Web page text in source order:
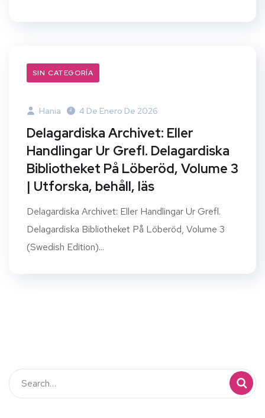
SIN CATEGORÍA
Hania 4 De Enero De 2026
Delagardiska Archivet: Eller
Handlingar Ur Grefl. Delagardiska
Bibliotheket På Löberöd, Volume 3
| Utforska, behåll, läs
Delagardiska Archivet: Eller Handlingar Ur Grefl.
Delagardiska Bibliotheket På Löberöd, Volume 3
(Swedish Edition)...